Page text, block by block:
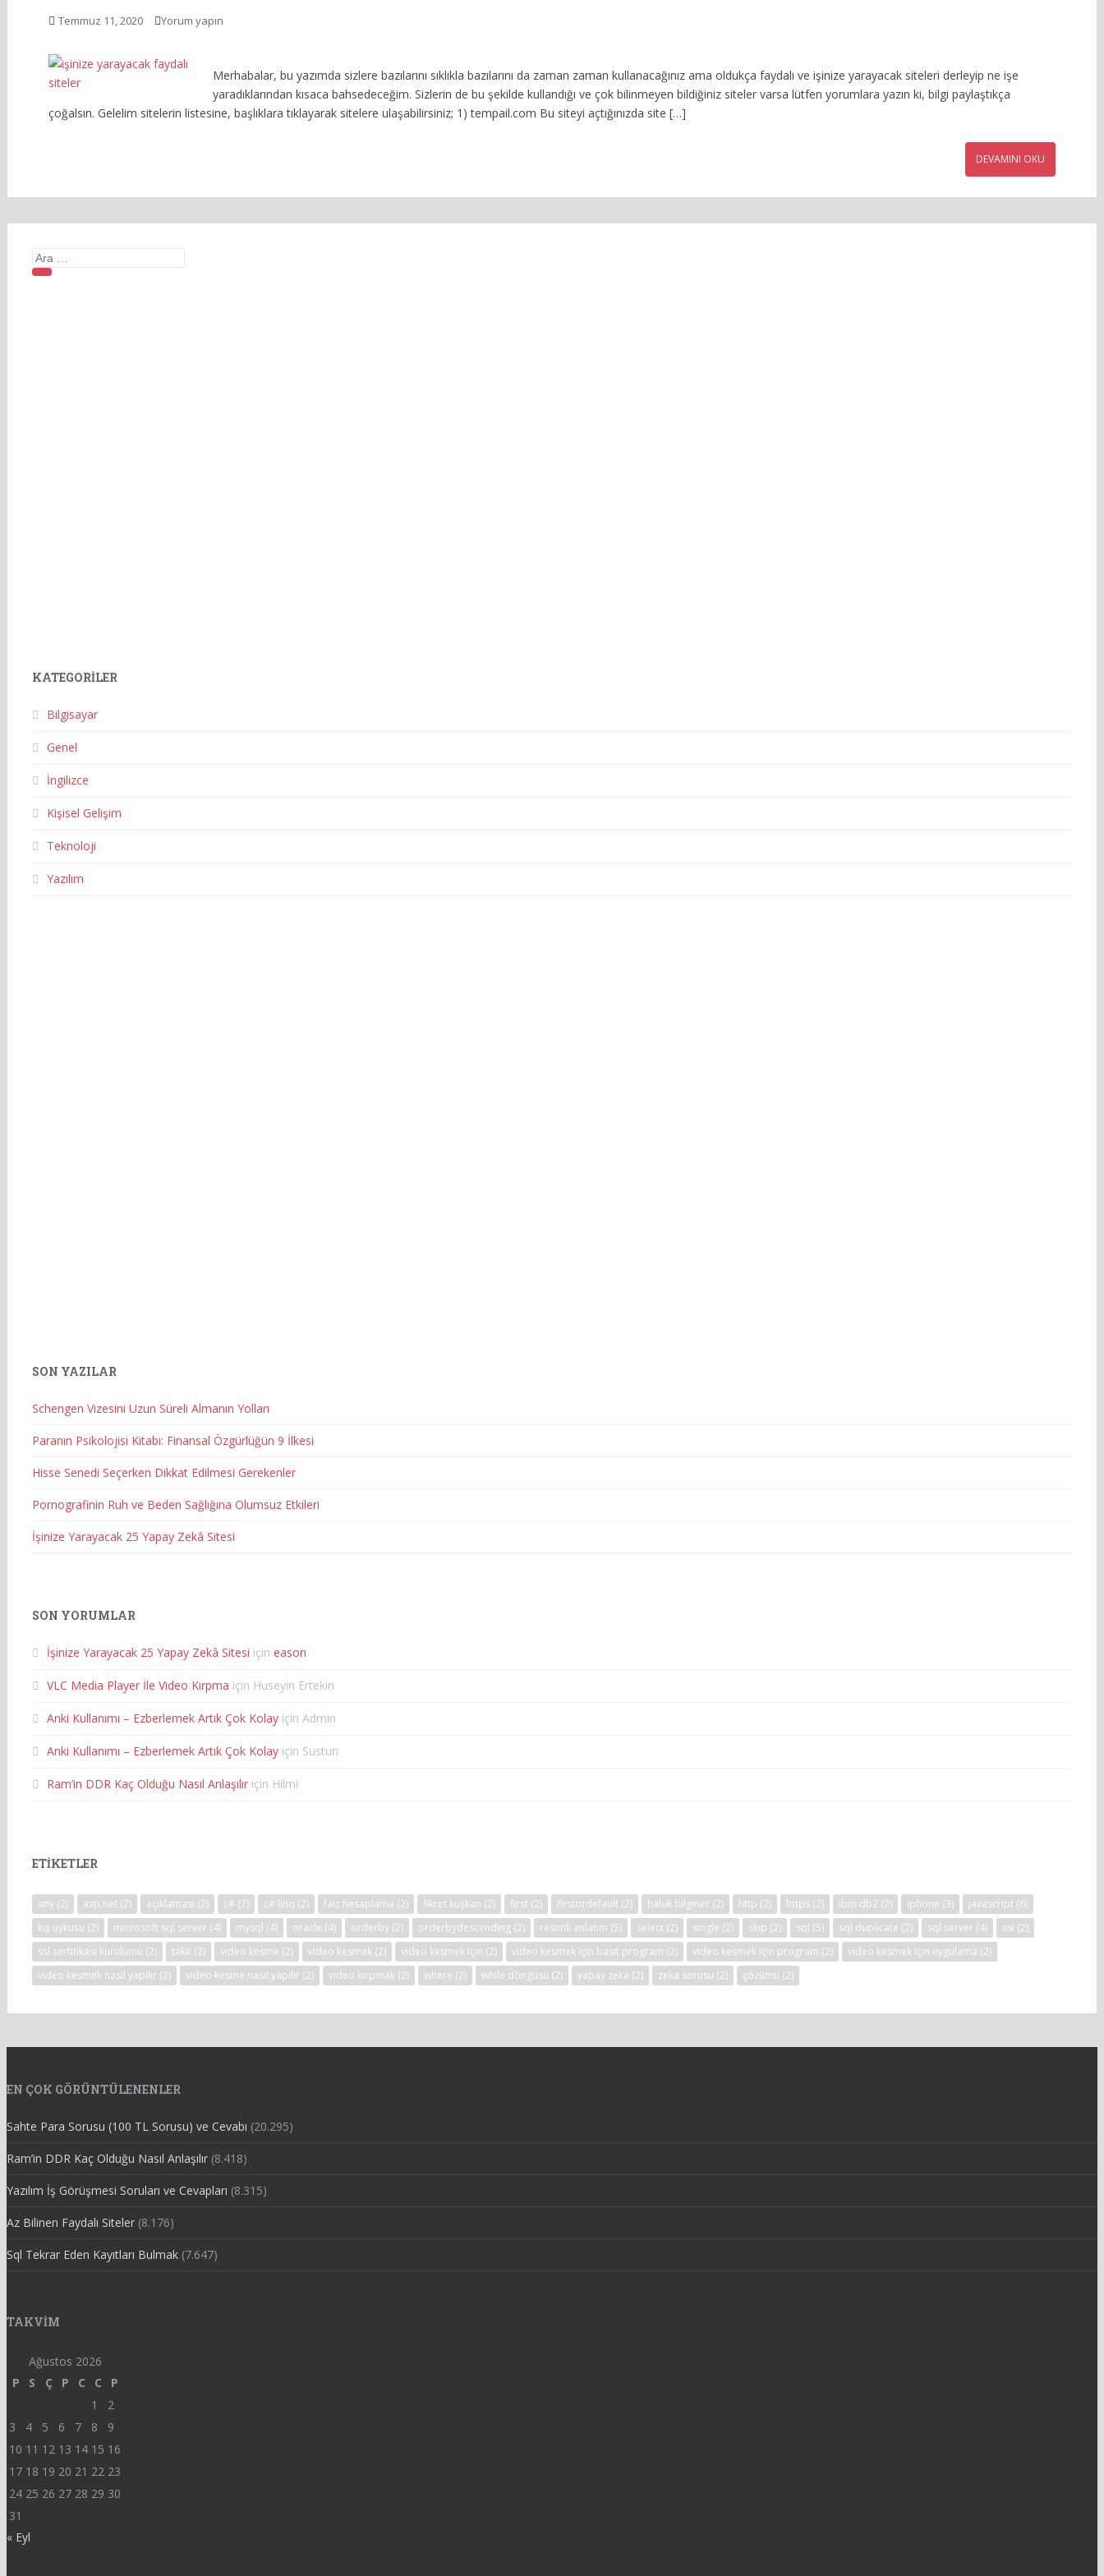
Temmuz 11, 2020 Yorum yapın
Merhabalar, bu yazımda sizlere bazılarını sıklıkla bazılarını da zaman zaman kullanacağınız ama oldukça faydalı ve işinize yarayacak siteleri derleyip ne işe
yaradıklarından kısaca bahsedeceğim. Sizlerin de bu şekilde kullandığı ve çok bilinmeyen bildiğiniz siteler varsa lütfen yorumlara yazın ki, bilgi paylaştıkça
çoğalsın. Gelelim sitelerin listesine, başlıklara tıklayarak sitelere ulaşabilirsiniz; 1) tempail.com Bu siteyi açtığınızda site […]
DEVAMINI OKU
Arama
yap:
KATEGORILER
Bilgisayar
Genel
İngilizce
Kişisel Gelişim
Teknoloji
Yazılım
SON YAZILAR
Schengen Vizesini Uzun Süreli Almanın Yolları
Paranın Psikolojisi Kitabı: Finansal Özgürlüğün 9 İlkesi
Hisse Senedi Seçerken Dikkat Edilmesi Gerekenler
Pornografinin Ruh ve Beden Sağlığına Olumsuz Etkileri
İşinize Yarayacak 25 Yapay Zekâ Sitesi
SON YORUMLAR
İşinize Yarayacak 25 Yapay Zekâ Sitesi için eason
VLC Media Player İle Video Kırpma için Huseyin Ertekin
Anki Kullanımı – Ezberlemek Artık Çok Kolay için Admin
Anki Kullanımı – Ezberlemek Artık Çok Kolay için Sustun
Ram’in DDR Kaç Olduğu Nasıl Anlaşılır için Hilmi
ETIKETLER
any (2) asp.net (2) açıklaması (2) c# (7) c# linq (2) faiz hesaplama (2) fikret kuşkan (2) first (2) firstordefault (2) haluk bilginer (2) http (2) https (2) ibm db2 (2) iphone (3) javascript (6)
kış uykusu (2) microsoft sql server (4) mysql (4) oracle (4) orderby (2) orderbydescending (2) resimli anlatım (5) select (2) single (2) skip (2) sql (5) sql duplicate (2) sql server (4) ssl (2)
ssl sertifikası kurulumu (2) take (2) video kesme (2) video kesmek (2) video kesmek için (2) video kesmek için basit program (2) video kesmek için program (2) video kesmek için uygulama (2)
video kesmek nasıl yapılır (2) video kesme nasıl yapılır (2) video kırpmak (2) where (2) while döngüsü (2) yapay zeka (2) zeka sorusu (2) çözümü (2)
EN ÇOK GÖRÜNTÜLENENLER
Sahte Para Sorusu (100 TL Sorusu) ve Cevabı (20.295)
Ram’in DDR Kaç Olduğu Nasıl Anlaşılır (8.418)
Yazılım İş Görüşmesi Soruları ve Cevapları (8.315)
Az Bilinen Faydalı Siteler (8.176)
Sql Tekrar Eden Kayıtları Bulmak (7.647)
TAKVIM
Ağustos 2026
P
S Ç P C C
P
1
2
3
4 5 6 7 8
9
10 11 12 13 14 15 16
17 18 19 20 21 22 23
24 25 26 27 28 29 30
31
« Eyl